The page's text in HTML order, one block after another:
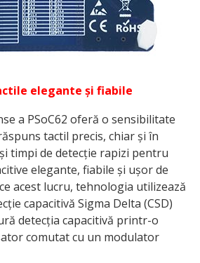
elegante și fiabile
a PSoC62 oferă o sensibilitate
tactil precis, chiar și în
timpi de detecție rapizi pentru
elegante, fiabile și ușor de
acest lucru, tehnologia utilizează
capacitivă Sigma Delta (CSD)
detecția capacitivă printr-o
comutat cu un modulator